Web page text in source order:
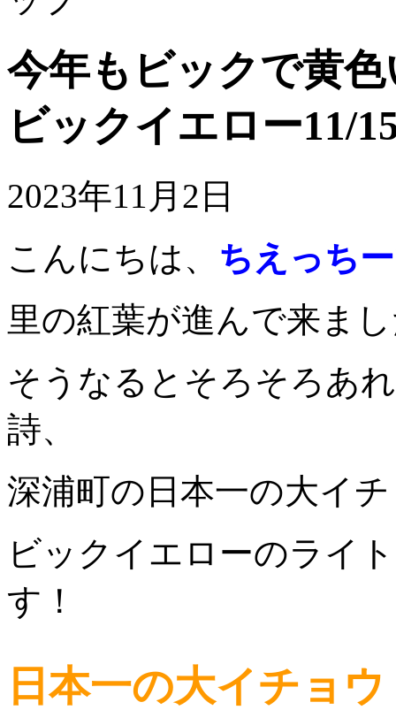
今年もビックで黄
ビックイエロー11/
2023年11月2日
こんにちは、 ちえっちー
里の紅葉が進んで来ま
そうなるとそろそろあ
詩、
深浦町の日本一の大イ
ビックイエローのライ
す！
日本一の大イチョ